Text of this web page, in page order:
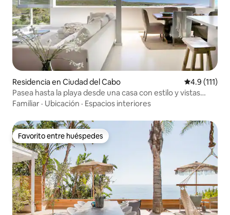
Residencia en Ciudad del Cabo Calificación
4.9 (111)
Pasea hasta la playa desde una casa con estilo y vistas
maravillosas
Familiar · Ubicación · Espacios interiores
Favorito entre huéspedes
Favorito entre huéspedes